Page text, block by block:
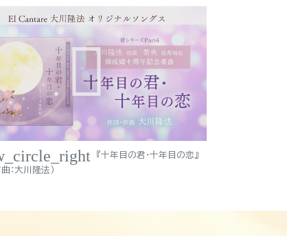
『十年目の君・十年目の恋』
曲：大川隆法）